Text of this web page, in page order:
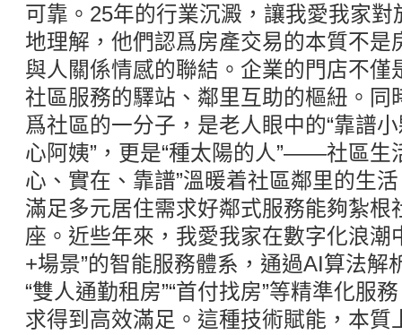
可靠。25年的行業沉澱，讓我愛我家對
地理解，他們認爲房產交易的本質不是
與人關係情感的聯結。企業的門店不僅
社區服務的驛站、鄰里互助的樞紐。同
爲社區的一分子，是老人眼中的“靠譜
心阿姨”，更是“種太陽的人”——社區生
心、實在、靠譜”溫暖着社區鄰里的生
滿足多元居住需求好鄰式服務能夠紮根
座。近些年來，我愛我家在數字化浪潮
+場景”的智能服務體系，通過AI算法解
“雙人通勤租房”“首付找房”等精準化服
求得到高效滿足。這種技術賦能，本質